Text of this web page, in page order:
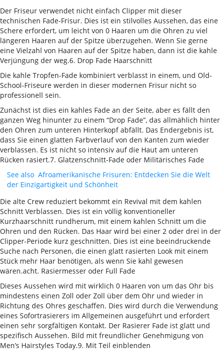
Der Friseur verwendet nicht einfach Clipper mit dieser
technischen Fade-Frisur. Dies ist ein stilvolles Aussehen, das eine
Schere erfordert, um leicht von 0 Haaren um die Ohren zu viel
längeren Haaren auf der Spitze überzugehen. Wenn Sie gerne
eine Vielzahl von Haaren auf der Spitze haben, dann ist die kahle
Verjüngung der weg.6. Drop Fade Haarschnitt
Die kahle Tropfen-Fade kombiniert verblasst in einem, und Old-
School-Friseure werden in dieser modernen Frisur nicht so
professionell sein.
Zunächst ist dies ein kahles Fade an der Seite, aber es fällt den
ganzen Weg hinunter zu einem “Drop Fade”, das allmählich hinter
den Ohren zum unteren Hinterkopf abfällt. Das Endergebnis ist,
dass Sie einen glatten Farbverlauf von den Kanten zum wieder
verblassen. Es ist nicht so intensiv auf die Haut am unteren
Rücken rasiert.7. Glatzenschnitt-Fade oder Militärisches Fade
See also Afroamerikanische Frisuren: Entdecken Sie die Welt
der Einzigartigkeit und Schönheit
Die alte Crew reduziert bekommt ein Revival mit dem kahlen
Schnitt Verblassen. Dies ist ein völlig konventioneller
Kurzhaarschnitt rundherum, mit einem kahlen Schnitt um die
Ohren und den Rücken. Das Haar wird bei einer 2 oder drei in der
Clipper-Periode kurz geschnitten. Dies ist eine beeindruckende
Suche nach Personen, die einen glatt rasierten Look mit einem
Stück mehr Haar benötigen, als wenn Sie kahl gewesen
wären.acht. Rasiermesser oder Full Fade
Dieses Aussehen wird mit wirklich 0 Haaren von um das Ohr bis
mindestens einen Zoll oder Zoll über dem Ohr und wieder in
Richtung des Ohres geschaffen. Dies wird durch die Verwendung
eines Sofortrasierers im Allgemeinen ausgeführt und erfordert
einen sehr sorgfältigen Kontakt. Der Rasierer Fade ist glatt und
spezifisch Aussehen. Bild mit freundlicher Genehmigung von
Men’s Hairstyles Today.9. Mit Teil einblenden